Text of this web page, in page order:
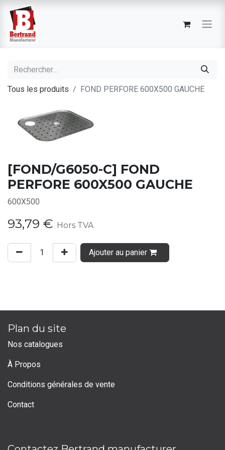
Tous les produits FOND PERFORE 600X500 GAUCHE
[FOND/G6050-C] FOND
PERFORE 600X500 GAUCHE
600X500
93,79 € Hors TVA
Ajouter au panier
Plan du site
Nos catalogues
À Propos
Conditions générales de vente
Contact